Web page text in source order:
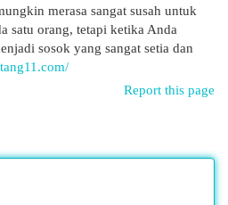
merasa sangat susah untuk
satu orang, tetapi ketika Anda
sosok yang sangat setia dan
Report this page